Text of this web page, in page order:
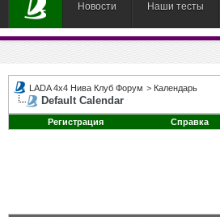
Новости Наши тесты
LADA 4x4 Нива Клуб Форум > Календарь
Default Calendar
Регистрация Справка